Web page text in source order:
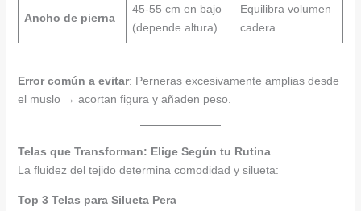
Ancho de pierna
45-55 cm en bajo
(depende altura)
Equilibra volumen
cadera
Error común a evitar: Perneras excesivamente amplias desde
el muslo → acortan figura y añaden peso.
Telas que Transforman: Elige Según tu Rutina
La fluidez del tejido determina comodidad y silueta:
Top 3 Telas para Silueta Pera